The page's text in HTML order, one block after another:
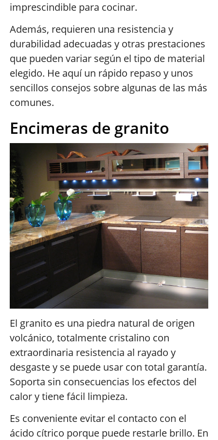
imprescindible para cocinar.
Además, requieren una resistencia y
durabilidad adecuadas y otras prestaciones
que pueden variar según el tipo de material
elegido. He aquí un rápido repaso y unos
sencillos consejos sobre algunas de las más
comunes.
Encimeras de granito
El granito es una piedra natural de origen
volcánico, totalmente cristalino con
extraordinaria resistencia al rayado y
desgaste y se puede usar con total garantía.
Soporta sin consecuencias los efectos del
calor y tiene fácil limpieza.
Es conveniente evitar el contacto con el
ácido cítrico porque puede restarle brillo. En